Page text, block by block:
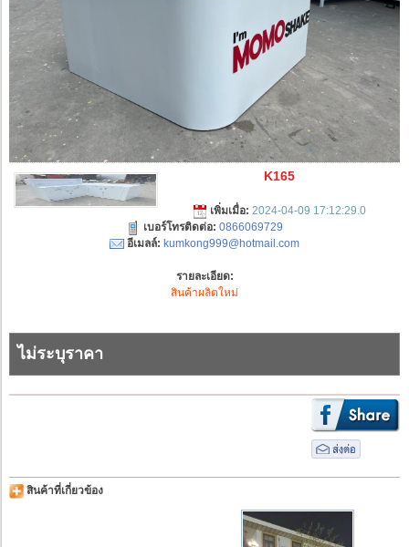
K165
เพิ่มเมื่อ: 2024-04-09 17:12:29.0
เบอร์โทรติดต่อ: 0866069729
อีเมลล์: kumkong999@hotmail.com
รายละเอียด:
สินค้าผลิตใหม่
ไม่ระบุราคา
สินค้าที่เกี่ยวข้อง